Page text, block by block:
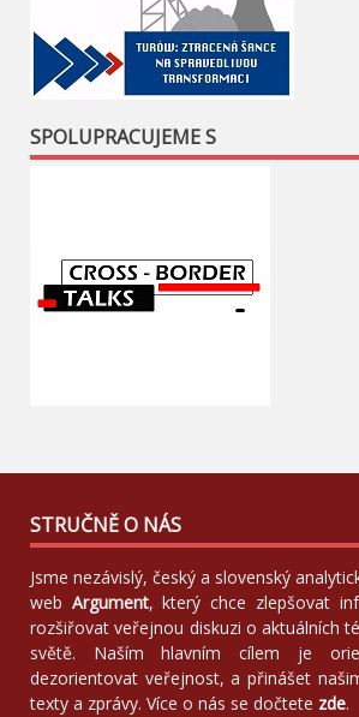
SPOLUPRACUJEME S
STRUČNĚ O NÁS
Jsme nezávislý, český a slovenský
web Argument, který chce zlepšovat
rozšiřovat veřejnou diskuzi o aktuálních
světě. Naším hlavním cílem je
dezorientovat veřejnost, a přinášet
texty a zprávy. Více o nás se dočtete zde.